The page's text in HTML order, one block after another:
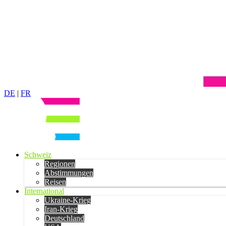
DE | FR
Schweiz
Regionen
Abstimmungen
Reisen
International
Ukraine-Krieg
Iran-Krieg
Deutschland